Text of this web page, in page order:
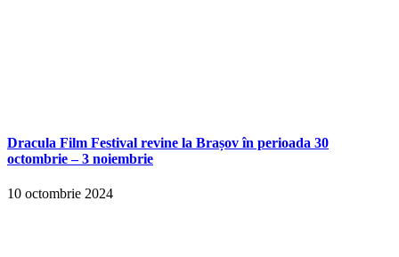
Dracula Film Festival revine la Brașov în perioada 30
octombrie – 3 noiembrie
10 octombrie 2024